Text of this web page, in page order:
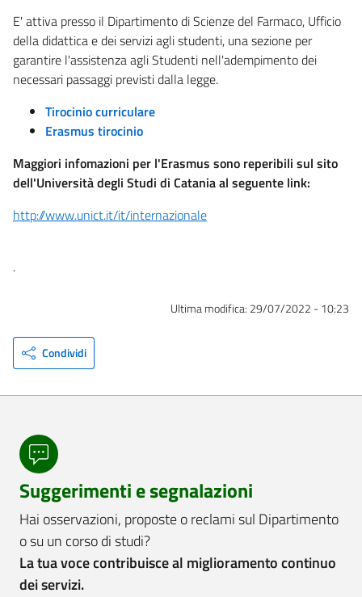
E' attiva presso il Dipartimento di Scienze del Farmaco, Ufficio
della didattica e dei servizi agli studenti, una sezione per
garantire l'assistenza agli Studenti nell'adempimento dei
necessari passaggi previsti dalla legge.
Tirocinio curriculare
Erasmus tirocinio
Maggiori infomazioni per l'Erasmus sono reperibili sul sito
dell'Università degli Studi di Catania al seguente link:
http://www.unict.it/it/internazionale
.
Ultima modifica: 29/07/2022 - 10:23
Condividi
Suggerimenti e segnalazioni
Hai osservazioni, proposte o reclami sul Dipartimento
o su un corso di studi?
La tua voce contribuisce al miglioramento continuo
dei servizi.